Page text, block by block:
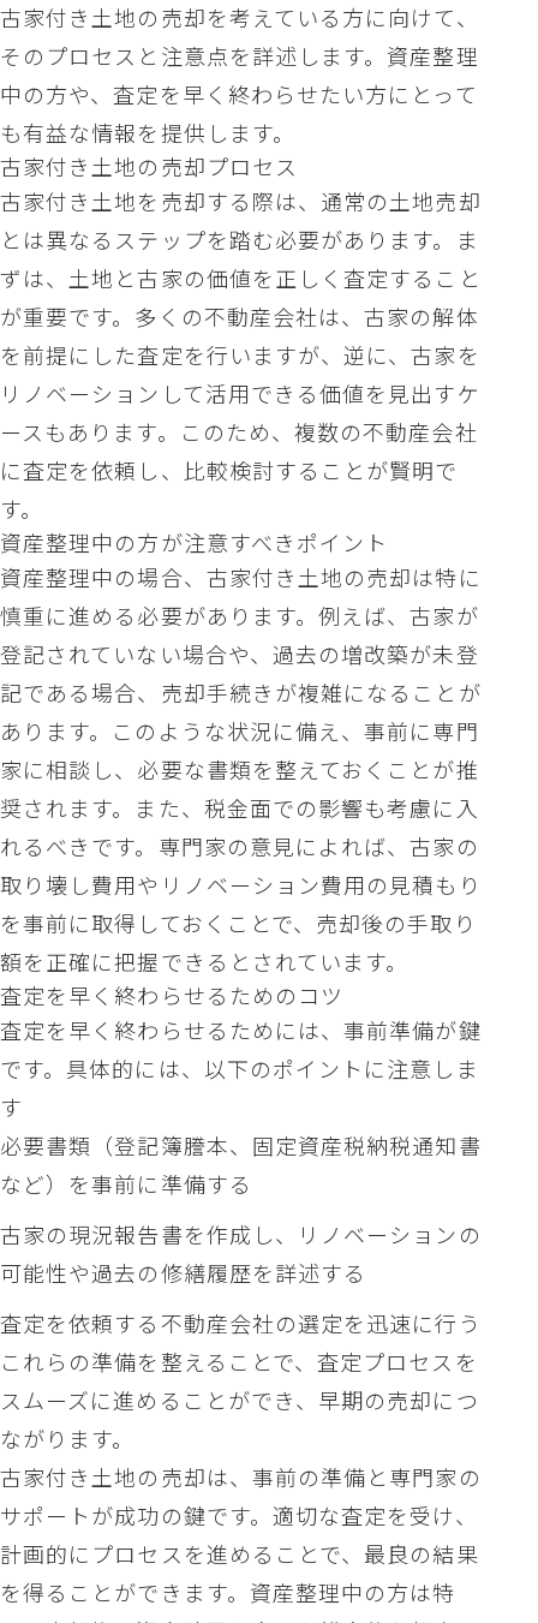
古家付き土地の売却を考えている方に向けて、
そのプロセスと注意点を詳述します。資産整理
中の方や、査定を早く終わらせたい方にとって
も有益な情報を提供します。
古家付き土地の売却プロセス
古家付き土地を売却する際は、通常の土地売却
とは異なるステップを踏む必要があります。ま
ずは、土地と古家の価値を正しく査定すること
が重要です。多くの不動産会社は、古家の解体
を前提にした査定を行いますが、逆に、古家を
リノベーションして活用できる価値を見出すケ
ースもあります。このため、複数の不動産会社
に査定を依頼し、比較検討することが賢明で
す。
資産整理中の方が注意すべきポイント
資産整理中の場合、古家付き土地の売却は特に
慎重に進める必要があります。例えば、古家が
登記されていない場合や、過去の増改築が未登
記である場合、売却手続きが複雑になることが
あります。このような状況に備え、事前に専門
家に相談し、必要な書類を整えておくことが推
奨されます。また、税金面での影響も考慮に入
れるべきです。専門家の意見によれば、古家の
取り壊し費用やリノベーション費用の見積もり
を事前に取得しておくことで、売却後の手取り
額を正確に把握できるとされています。
査定を早く終わらせるためのコツ
査定を早く終わらせるためには、事前準備が鍵
です。具体的には、以下のポイントに注意しま
す
必要書類（登記簿謄本、固定資産税納税通知書
など）を事前に準備する
古家の現況報告書を作成し、リノベーションの
可能性や過去の修繕履歴を詳述する
査定を依頼する不動産会社の選定を迅速に行う
これらの準備を整えることで、査定プロセスを
スムーズに進めることができ、早期の売却につ
ながります。
古家付き土地の売却は、事前の準備と専門家の
サポートが成功の鍵です。適切な査定を受け、
計画的にプロセスを進めることで、最良の結果
を得ることができます。資産整理中の方は特